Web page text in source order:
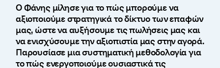
Ο Φάνης μίλησε για το πώς μπορούμε να
αξιοποιούμε στρατηγικά το δίκτυο των επαφών
μας, ώστε να αυξήσουμε τις πωλήσεις μας και
να ενισχύσουμε την αξιοπιστία μας στην αγορά.
Παρουσίασε μια συστηματική μεθοδολογία για
το πώς ενεργοποιούμε ουσιαστικά τις